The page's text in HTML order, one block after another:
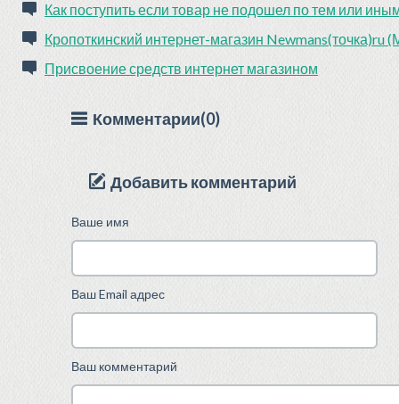
Как поступить если товар не подошел по тем или
Кропоткинский интернет-магазин Newmans(точка)ru
Присвоение средств интернет магазином
Комментарии(0)
Добавить комментарий
Ваше имя
Ваш Email адрес
Ваш комментарий